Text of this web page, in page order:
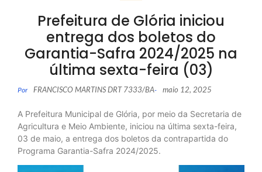
Prefeitura de Glória iniciou
entrega dos boletos do
Garantia-Safra 2024/2025 na
última sexta-feira (03)
Por FRANCISCO MARTINS DRT 7333/BA- maio 12, 2025
A Prefeitura Municipal de Glória, por meio da Secretaria de
Agricultura e Meio Ambiente, iniciou na última sexta-feira,
03 de maio, a entrega dos boletos da contrapartida do
Programa Garantia-Safra 2024/2025.